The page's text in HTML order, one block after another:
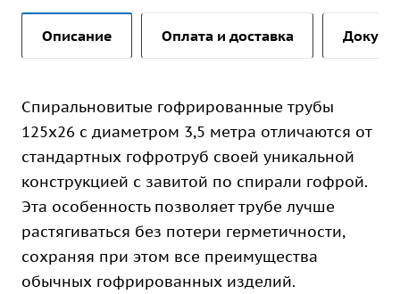
Описание Оплата и доставка
Спиральновитые гофрированные трубы
125х26 с диаметром 3,5 метра отличаются от
стандартных гофротруб своей уникальной
конструкцией с завитой по спирали гофрой.
Эта особенность позволяет трубе лучше
растягиваться без потери герметичности,
сохраняя при этом все преимущества
обычных гофрированных изделий.